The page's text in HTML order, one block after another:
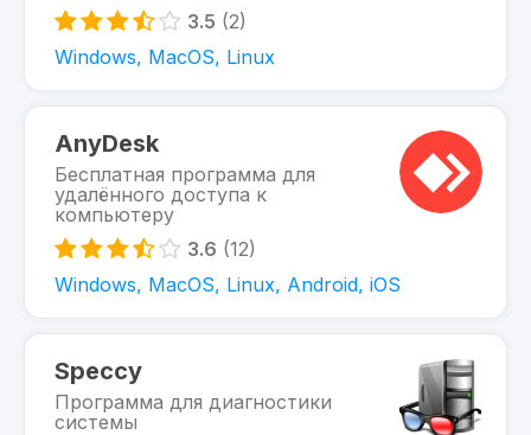
3.5 (2)
Windows, MacOS, Linux
AnyDesk
Бесплатная программа для
удалённого доступа к
компьютеру
3.6 (12)
Windows, MacOS, Linux, Android, iOS
Speccy
Программа для диагностики
системы